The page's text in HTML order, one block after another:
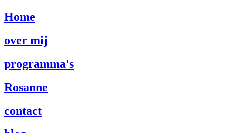
Home
over mij
programma's
Rosanne
contact